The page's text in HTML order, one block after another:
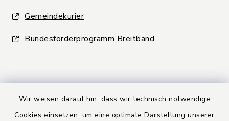
Wir weisen darauf hin, dass wir technisch notwendige
Cookies einsetzen, um eine optimale Darstellung unserer
Gemeindekurier
Bundesförderprogramm Breitband
Kontakt